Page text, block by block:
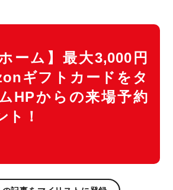
ーム】最大3,000円
ギフトカードをタ
HPからの来場予約
ト！